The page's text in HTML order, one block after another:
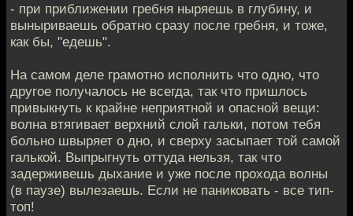
- при приближении гребня ныряешь в глубину, и
выныриваешь обратно сразу после гребня, и тоже,
как бы, "едешь".
На самом деле грамотно исполнить что одно, что
другое получалось не всегда, так что пришлось
привыкнуть к крайне неприятной и опасной вещи:
волна втягивает верхний слой гальки, потом тебя
больно швыряет о дно, и сверху засыпает той самой
галькой. Выпрыгнуть оттуда нельзя, так что
задерживешь дыхание и уже после прохода волны
(в паузе) вылезаешь. Если не паниковать - все тип-
топ!